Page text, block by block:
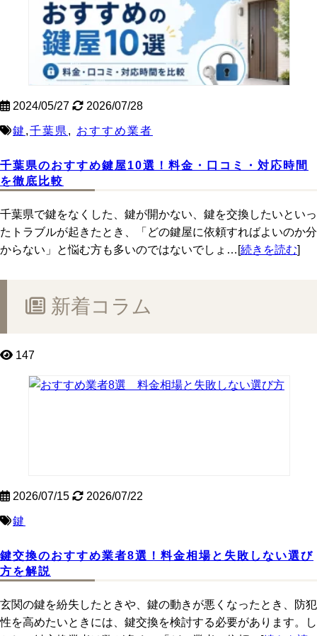
2024/05/27 2026/07/28
鍵 ,千葉県 , おすすめ業者
千葉県のおすすめ鍵屋10選！料金・口コミ・対応時間
を徹底比較
千葉県で鍵をなくした、鍵が開かない、鍵を交換したいといっ
たトラブルが起きたとき、「どの鍵屋に依頼すればよいのか分
からない」と悩む方も多いのではないでしょ…[続きを読む]
新着コラム
147
2026/07/15 2026/07/22
鍵
鍵交換のおすすめ業者8選！料金相場と失敗しない選び
方を解説
玄関の鍵を紛失したときや、鍵の動きが悪くなったとき、防犯
性を高めたいときには、鍵交換を検討する必要があります。し